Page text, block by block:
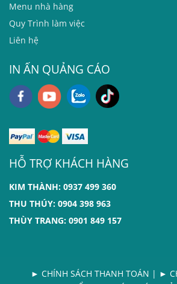
Menu nhà hàng
Quy Trình làm việc
Liên hệ
IN ẤN QUẢNG CÁO
HỖ TRỢ KHÁCH HÀNG
KIM THÀNH: 0937 499 360
THU THÚY: 0904 398 963
THÙY TRANG: 0901 849 157
► CHÍNH SÁCH THANH TOÁN | ►